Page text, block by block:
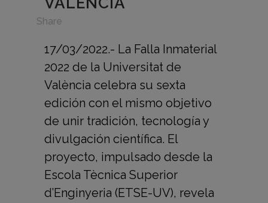
Share
17/03/2022.- La Falla Inmaterial
2022 de la Universitat de
València celebra su sexta
edición con el mismo objetivo
de unir tradición, tecnología y
divulgación científica. El
proyecto, impulsado desde la
Escola Tècnica Superior
d’Enginyeria (ETSE-UV), revela